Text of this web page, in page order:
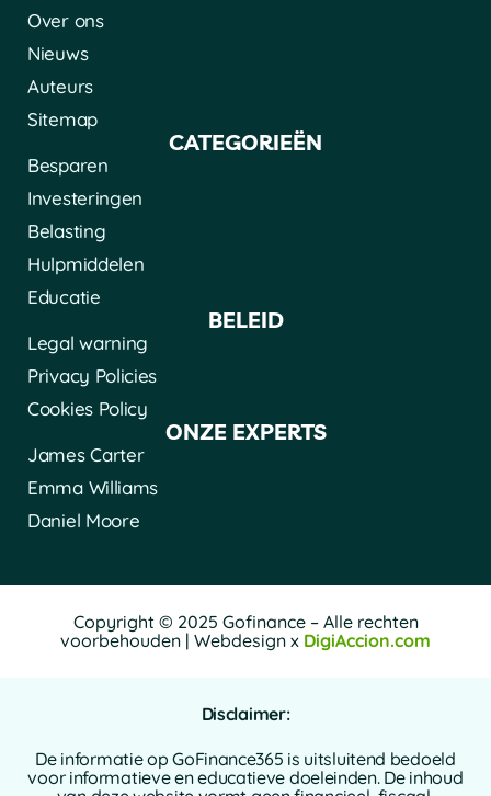
Over ons
Nieuws
Auteurs
Sitemap
CATEGORIEËN
Besparen
Investeringen
Belasting
Hulpmiddelen
Educatie
BELEID
Legal warning
Privacy Policies
Cookies Policy
ONZE EXPERTS
James Carter
Emma Williams
Daniel Moore
Copyright © 2025 Gofinance – Alle rechten
voorbehouden | Webdesign x DigiAccion.com
Disclaimer:
De informatie op GoFinance365 is uitsluitend bedoeld
voor informatieve en educatieve doeleinden. De inhoud